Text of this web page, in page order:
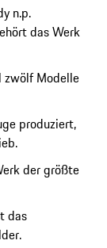
n.p.
das Werk
zwölf Modelle
produziert,
der größte
das